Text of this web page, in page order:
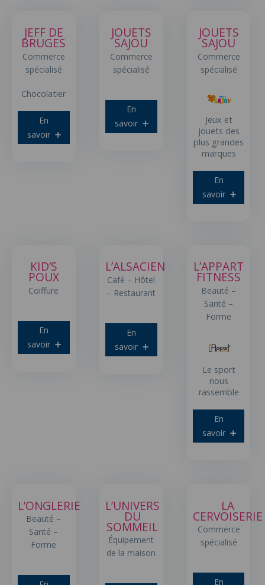
JEFF DE
BRUGES
Commerce
spécialisé
Chocolatier
En
savoir
JOUETS
SAJOU
Commerce
spécialisé
En
savoir
JOUETS
SAJOU
Commerce
spécialisé
Jeux et
jouets des
plus grandes
marques
En
savoir
KID’S
POUX
Coiffure
En
savoir
L’ALSACIEN
Café – Hôtel
– Restaurant
En
savoir
L’APPART
FITNESS
Beauté –
Santé –
Forme
Le sport
nous
rassemble
En
savoir
L’ONGLERIE
Beauté –
Santé –
Forme
L’UNIVERS
DU
SOMMEIL
Équipement
de la maison
LA
CERVOISERIE
Commerce
spécialisé
En